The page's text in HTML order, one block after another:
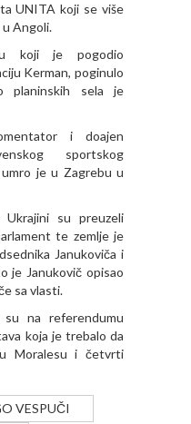
UNITA koji se više
Angoli.
koji je pogodio
Kerman, poginulo
planinskih sela je
i doajen
sportskog
je u Zagrebu u
su preuzeli
te zemlje je
Janukoviča i
je Janukovič opisao
sa vlasti.
na referendumu
koja je trebalo da
Moralesu i četvrti
VESPUČI